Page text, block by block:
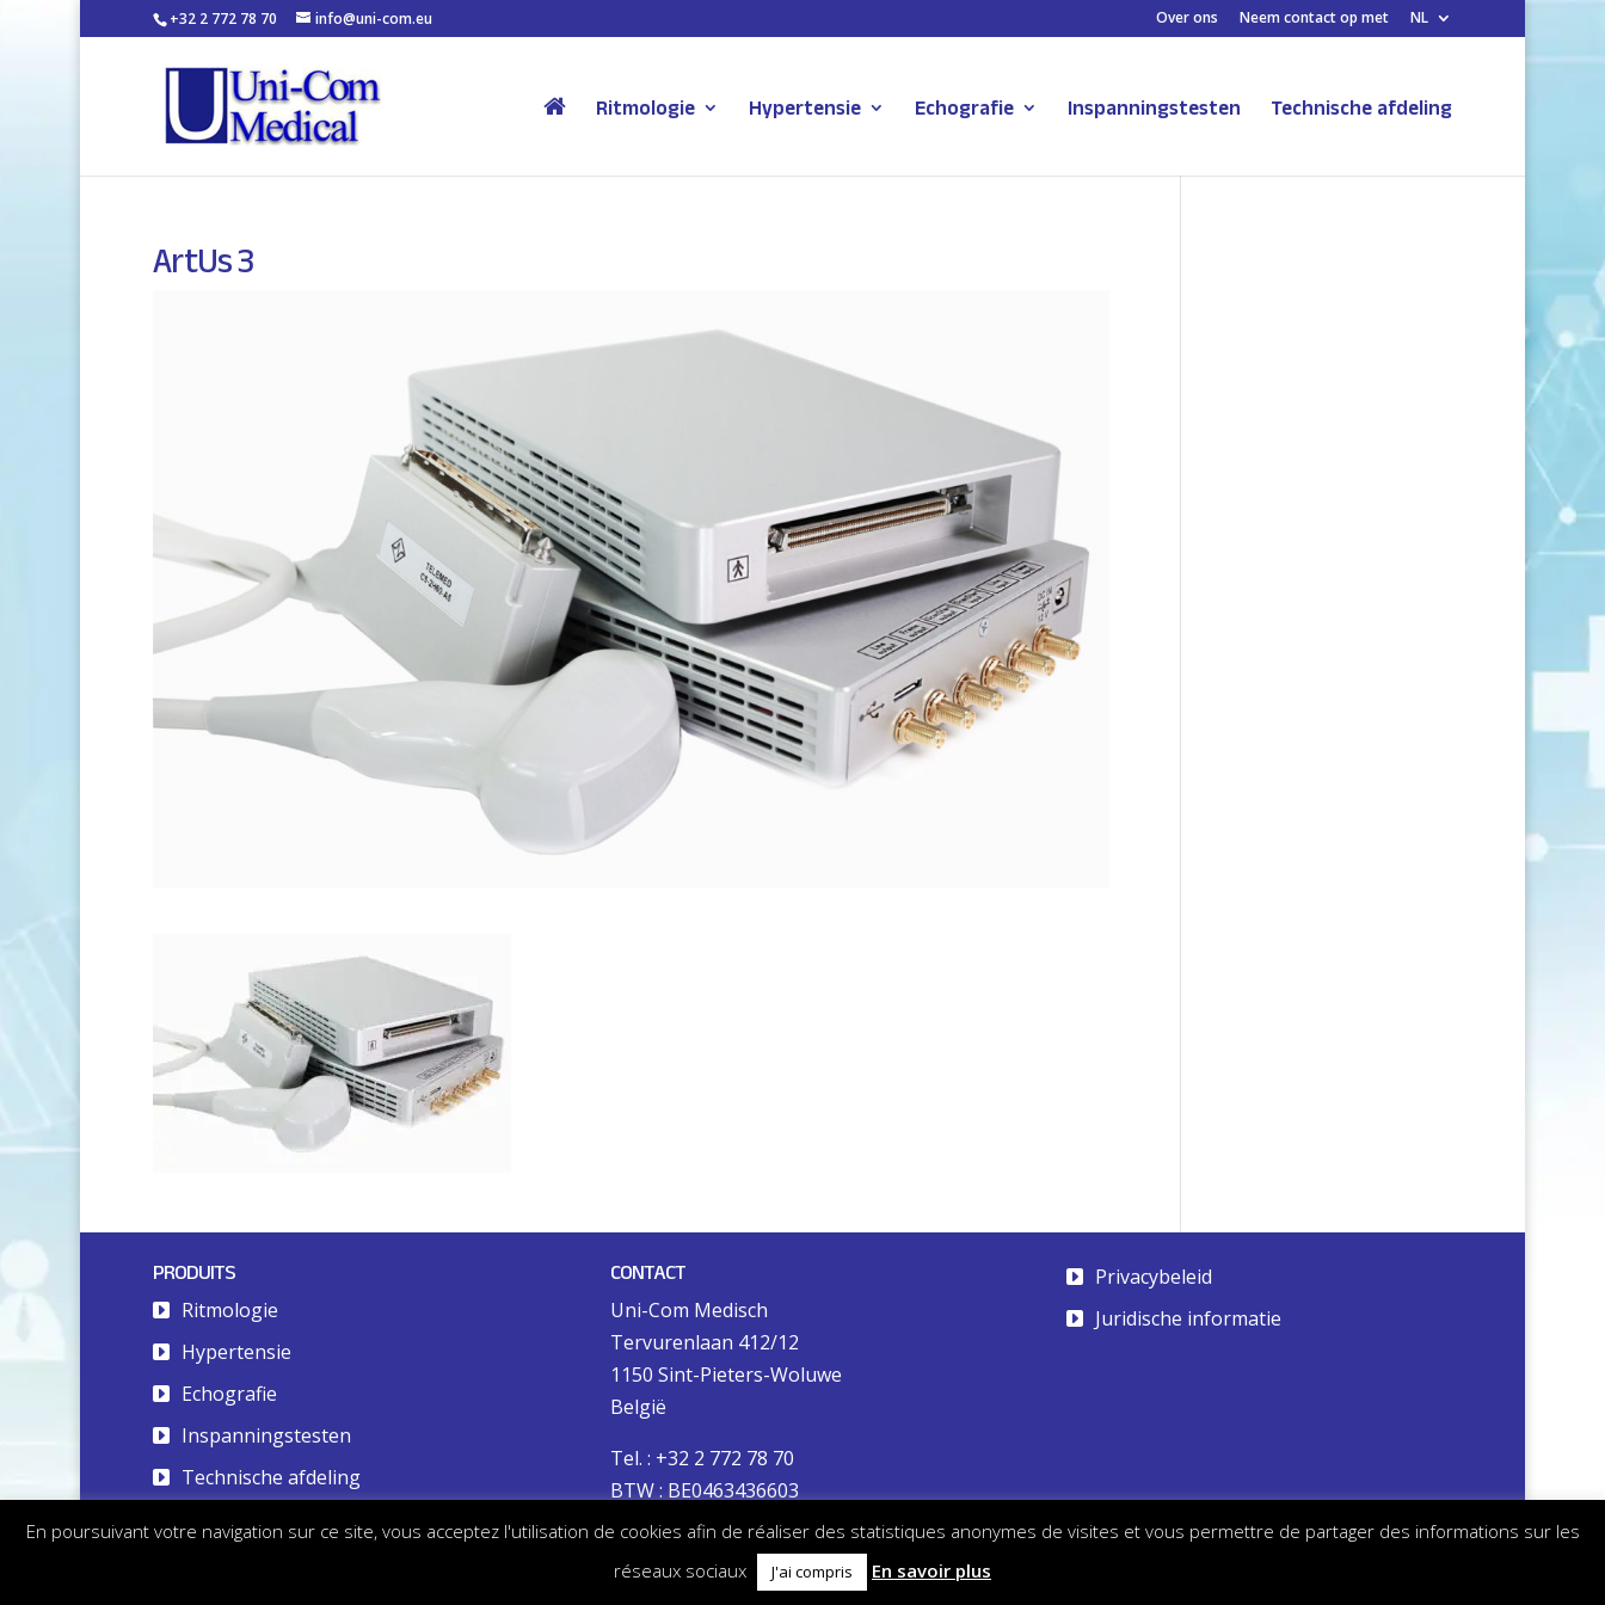
+32 2 772 78 70 info@uni-com.eu Over ons Neem contact op met NL
Ritmologie Hypertensie Echografie Inspanningstesten Technische afdeling
ArtUs 3
PRODUITS
Ritmologie
Hypertensie
Echografie
Inspanningstesten
Technische afdeling
CONTACT
Uni-Com Medisch
Tervurenlaan 412/12
1150 Sint-Pieters-Woluwe
België
Tel. : +32 2 772 78 70
BTW : BE0463436603
Privacybeleid
Juridische informatie
En poursuivant votre navigation sur ce site, vous acceptez l'utilisation de cookies afin de réaliser des statistiques anonymes de visites et vous permettre de partager des informations sur les
réseaux sociaux
J'ai compris En savoir plus